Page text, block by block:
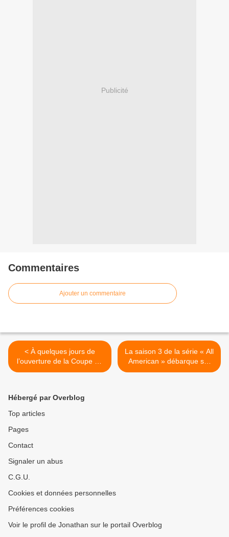
Publicité
Commentaires
Ajouter un commentaire
< À quelques jours de
l’ouverture de la Coupe du
monde, W9 vous proposera
dans le foot : Que s'est-il
vraiment passé ? »
La saison 3 de la série « All
American » débarque sur
les antennes du Réseau La
Hébergé par Overblog
Top articles
Pages
Contact
Signaler un abus
C.G.U.
Cookies et données personnelles
Préférences cookies
Voir le profil de Jonathan sur le portail Overblog